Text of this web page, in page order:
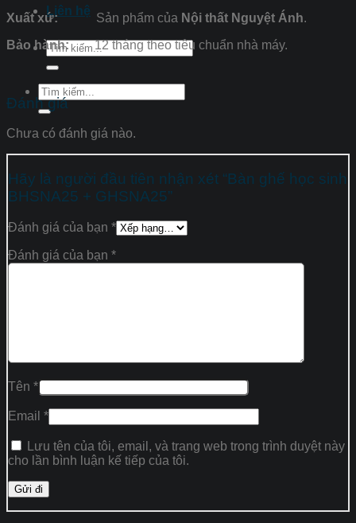
Liên hệ
Tìm
kiếm:
Tìm
kiếm:
Xuất xứ:Sản phẩm của Nội thất Nguyệt Ánh.
Bảo hành:12 tháng theo tiêu chuẩn nhà máy.
Đánh giá
Chưa có đánh giá nào.
Hãy là người đầu tiên nhận xét “Bàn ghế học sinh
BHSNA25 + GHSNA25”
Đánh giá của bạn *
Đánh giá của bạn *
Tên *
Email *
Lưu tên của tôi, email, và trang web trong trình duyệt này
cho lần bình luận kế tiếp của tôi.